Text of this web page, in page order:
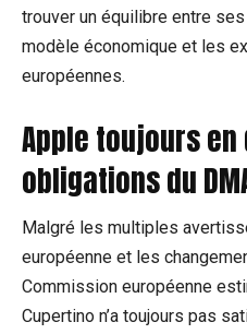
trouver un équilibre entre
modèle économique et les
européennes.
Apple toujours
obligations du
Malgré les multiples
européenne et les
Commission européenne
Cupertino n’a toujours pas